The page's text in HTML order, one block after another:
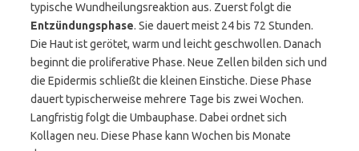
typische Wundheilungsreaktion aus. Zuerst folgt die
Entzündungsphase. Sie dauert meist 24 bis 72 Stunden.
Die Haut ist gerötet, warm und leicht geschwollen. Danach
beginnt die proliferative Phase. Neue Zellen bilden sich und
die Epidermis schließt die kleinen Einstiche. Diese Phase
dauert typischerweise mehrere Tage bis zwei Wochen.
Langfristig folgt die Umbauphase. Dabei ordnet sich
Kollagen neu. Diese Phase kann Wochen bis Monate